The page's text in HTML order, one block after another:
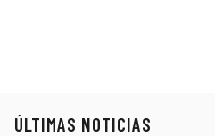
ÚLTIMAS NOTICIAS